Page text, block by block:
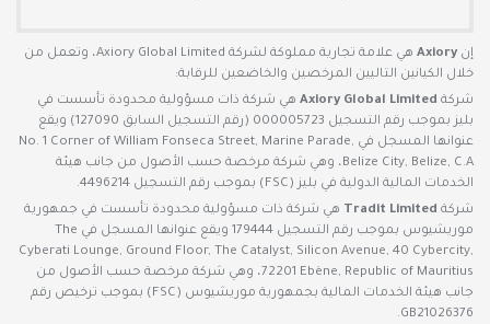
إن Axiory
هي علامة تجارية مملوكة لشركة Axiory Global Limited، وتعمل من
خلال الكيانين التاليين المرخصين والخاضعين للرقابة:
شركة Axiory Global Limited هي شركة ذات مسؤولية محدودة تأسست في
بليز بموجب رقم التسجيل 000005723 (رقم التسجيل السابق 127090) ويقع
عنوانها المسجل في No. 1 Corner of William Fonseca Street, Marine Parade,
Belize City, Belize, C.A، وهي شركة مرخصة حسب الأصول من جانب هيئة
الخدمات المالية الدولية في بليز (FSC) بموجب رقم التسجيل 4496214.
شركة Tradit Limited هي شركة ذات مسؤولية محدودة تأسست في جمهورية
موريشيوس بموجب رقم التسجيل 179444 ويقع عنوانها المسجل في The
Cyberati Lounge, Ground Floor, The Catalyst, Silicon Avenue, 40 Cybercity,
72201 Ebène, Republic of Mauritius، وهي شركة مرخصة حسب الأصول من
جانب هيئة الخدمات المالية بجمهورية موريشيوس (FSC) بموجب ترخيص رقم
GB21026376.